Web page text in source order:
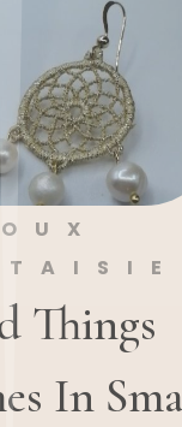
Things
In